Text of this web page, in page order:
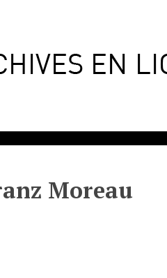
Moreau